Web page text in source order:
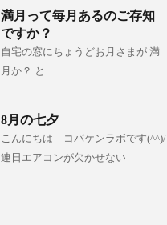
満月って毎月あるのご存知
ですか？
自宅の窓にちょうどお月さまが 満
月か？ と
8月の七夕
こんにちは コバケンラボです(^^)/
連日エアコンが欠かせない